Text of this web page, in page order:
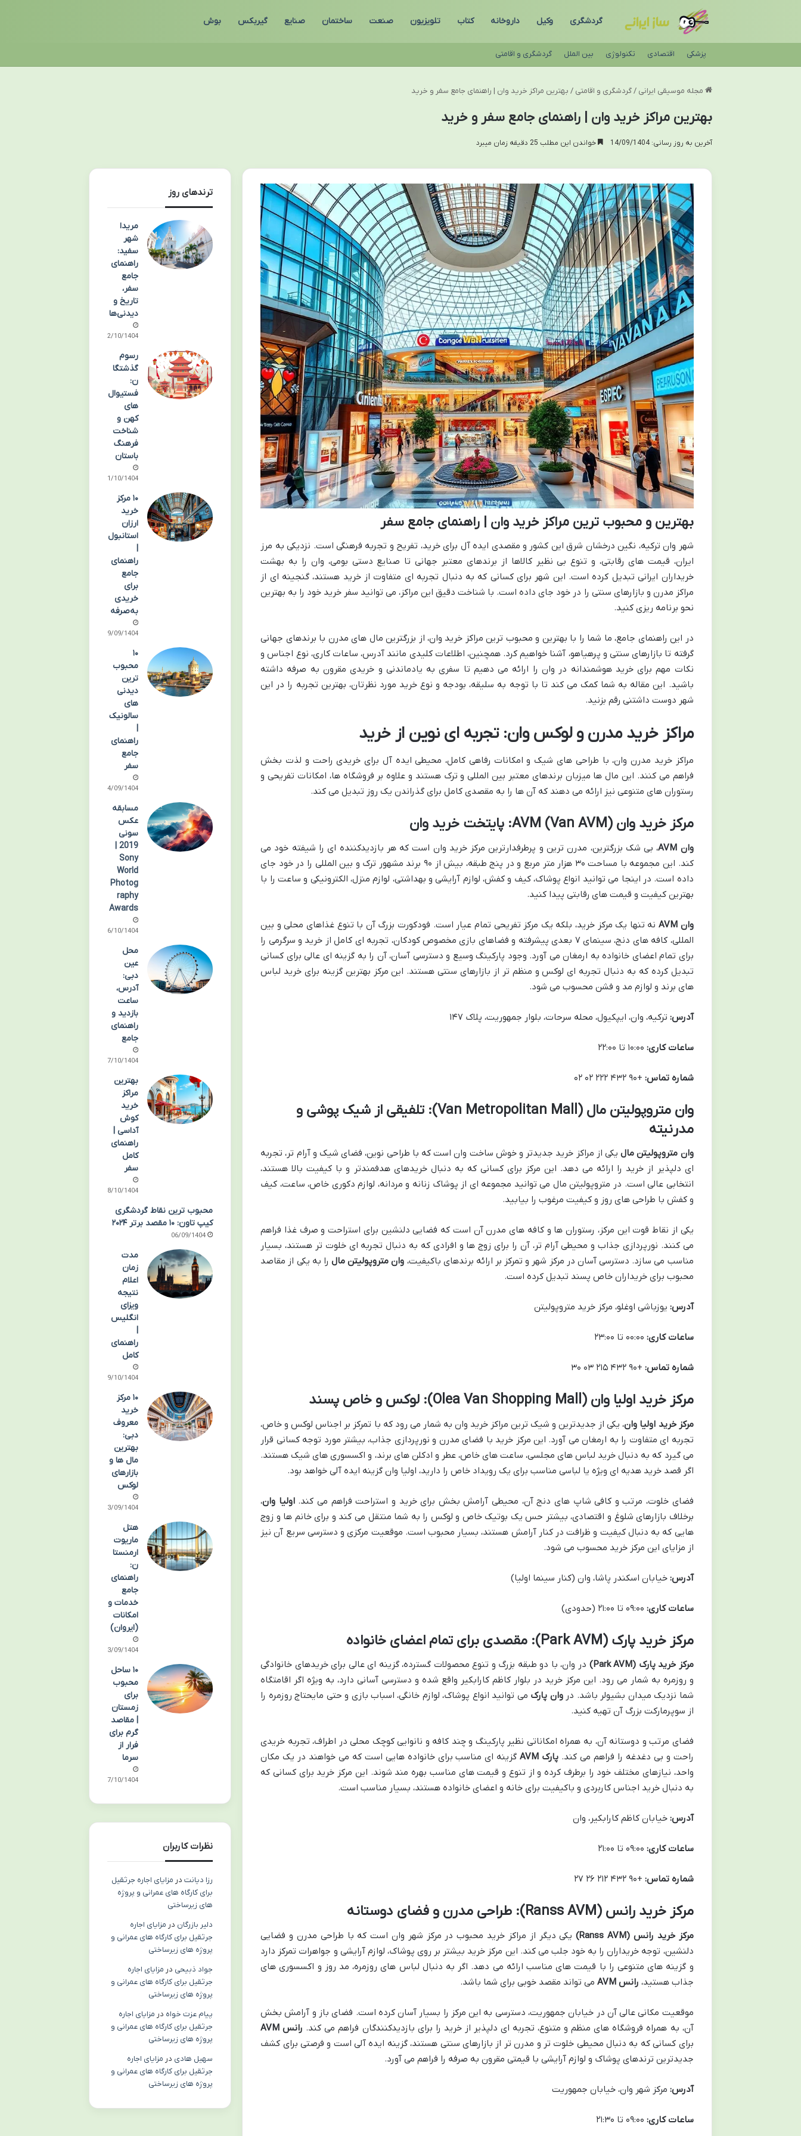
گردشگری وکیل داروخانه کتاب تلویزیون صنعت ساختمان صنایع گیربکس بوش
پزشکی اقتصادی تکنولوژی بین الملل گردشگری و اقامتی
مجله موسیقی ایرانی / گردشگری و اقامتی / بهترین مراکز خرید وان | راهنمای جامع سفر و خرید
بهترین مراکز خرید وان | راهنمای جامع سفر و خرید
آخرین به روز رسانی: 14/09/1404 خواندن این مطلب 25 دقیقه زمان میبرد
بهترین و محبوب ترین مراکز خرید وان | راهنمای جامع سفر
شهر وان ترکیه، نگین درخشان شرق این کشور و مقصدی ایده آل برای خرید، تفریح و تجربه فرهنگی است. نزدیکی به مرز
ایران، قیمت های رقابتی، و تنوع بی نظیر کالاها از برندهای معتبر جهانی تا صنایع دستی بومی، وان را به بهشت
خریداران ایرانی تبدیل کرده است. این شهر برای کسانی که به دنبال تجربه ای متفاوت از خرید هستند، گنجینه ای از
مراکز مدرن و بازارهای سنتی را در خود جای داده است. با شناخت دقیق این مراکز، می توانید سفر خرید خود را به بهترین
نحو برنامه ریزی کنید.
در این راهنمای جامع، ما شما را با بهترین و محبوب ترین مراکز خرید وان، از بزرگترین مال های مدرن با برندهای جهانی
گرفته تا بازارهای سنتی و پرهیاهو، آشنا خواهیم کرد. همچنین، اطلاعات کلیدی مانند آدرس، ساعات کاری، نوع اجناس و
نکات مهم برای خرید هوشمندانه در وان را ارائه می دهیم تا سفری به یادماندنی و خریدی مقرون به صرفه داشته
باشید. این مقاله به شما کمک می کند تا با توجه به سلیقه، بودجه و نوع خرید مورد نظرتان، بهترین تجربه را در این
شهر دوست داشتنی رقم بزنید.
مراکز خرید مدرن و لوکس وان: تجربه ای نوین از خرید
مراکز خرید مدرن وان، با طراحی های شیک و امکانات رفاهی کامل، محیطی ایده آل برای خریدی راحت و لذت بخش
فراهم می کنند. این مال ها میزبان برندهای معتبر بین المللی و ترک هستند و علاوه بر فروشگاه ها، امکانات تفریحی و
رستوران های متنوعی نیز ارائه می دهند که آن ها را به مقصدی کامل برای گذراندن یک روز تبدیل می کند.
مرکز خرید وان AVM (Van AVM): پایتخت خرید وان
وان AVM
، بی شک بزرگترین، مدرن ترین و پرطرفدارترین مرکز خرید وان است که هر بازدیدکننده ای را شیفته خود می
کند. این مجموعه با مساحت ۳۰ هزار متر مربع و در پنج طبقه، بیش از ۹۰ برند مشهور ترک و بین المللی را در خود جای
داده است. در اینجا می توانید انواع پوشاک، کیف و کفش، لوازم آرایشی و بهداشتی، لوازم منزل، الکترونیکی و ساعت را با
بهترین کیفیت و قیمت های رقابتی پیدا کنید.
وان AVM
نه تنها یک مرکز خرید، بلکه یک مرکز تفریحی تمام عیار است. فودکورت بزرگ آن با تنوع غذاهای محلی و بین
المللی، کافه های دنج، سینمای ۷ بعدی پیشرفته و فضاهای بازی مخصوص کودکان، تجربه ای کامل از خرید و سرگرمی را
برای تمام اعضای خانواده به ارمغان می آورد. وجود پارکینگ وسیع و دسترسی آسان، آن را به گزینه ای عالی برای کسانی
تبدیل کرده که به دنبال تجربه ای لوکس و منظم تر از بازارهای سنتی هستند. این مرکز بهترین گزینه برای خرید لباس
های برند و لوازم مد و فشن محسوب می شود.
آدرس: ترکیه، وان، ایپکیول، محله سرحات، بلوار جمهوریت، پلاک ۱۴۷
ساعات کاری:
شماره تماس: +۹۰ ۴۳۲ ۲۲۲ ۰۲ ۰۲
وان متروپولیتن مال (Van Metropolitan Mall): تلفیقی از شیک پوشی و
مدرنیته
وان متروپولیتن مالیکی از مراکز خرید جدیدتر و خوش ساخت وان است که با طراحی نوین، فضای شیک و آرام تر، تجربه
ای دلپذیر از خرید را ارائه می دهد. این مرکز برای کسانی که به دنبال خریدهای هدفمندتر و با کیفیت بالا هستند،
انتخابی عالی است. در متروپولیتن مال می توانید مجموعه ای از پوشاک زنانه و مردانه، لوازم دکوری خاص، ساعت، کیف
و کفش با طراحی های روز و کیفیت مرغوب را بیابید.
یکی از نقاط قوت این مرکز، رستوران ها و کافه های مدرن آن است که فضایی دلنشین برای استراحت و صرف غذا فراهم
می کنند. نورپردازی جذاب و محیطی آرام تر، آن را برای زوج ها و افرادی که به دنبال تجربه ای خلوت تر هستند، بسیار
مناسب می سازد. دسترسی آسان در مرکز شهر و تمرکز بر ارائه برندهای باکیفیت، وان متروپولیتن مالرا به یکی از مقاصد
محبوب برای خریداران خاص پسند تبدیل کرده است.
آدرس: یوزباشی اوغلو، مرکز خرید متروپولیتن
ساعات کاری:
شماره تماس: +۹۰ ۴۳۲ ۲۱۵ ۰۳ ۳۰
مرکز خرید اولیا وان (Olea Van Shopping Mall): لوکس و خاص پسند
مرکز خرید اولیا وان، یکی از جدیدترین و شیک ترین مراکز خرید وان به شمار می رود که با تمرکز بر اجناس لوکس و خاص،
تجربه ای متفاوت را به ارمغان می آورد. این مرکز خرید با فضای مدرن و نورپردازی جذاب، بیشتر مورد توجه کسانی قرار
می گیرد که به دنبال خرید لباس های مجلسی، ساعت های خاص، عطر و ادکلن های برند، و اکسسوری های شیک هستند.
اگر قصد خرید هدیه ای ویژه یا لباسی مناسب برای یک رویداد خاص را دارید، اولیا وان گزینه ایده آلی خواهد بود.
فضای خلوت، مرتب و کافی شاپ های دنج آن، محیطی آرامش بخش برای خرید و استراحت فراهم می کند.اولیا وان،
برخلاف بازارهای شلوغ و اقتصادی، بیشتر حس یک بوتیک خاص و لوکس را به شما منتقل می کند و برای خانم ها و زوج
هایی که به دنبال کیفیت و ظرافت در کنار آرامش هستند، بسیار محبوب است. موقعیت مرکزی و دسترسی سریع آن نیز
از مزایای این مرکز خرید محسوب می شود.
آدرس: خیابان اسکندر پاشا، وان (کنار سینما اولیا)
ساعات کاری:
مرکز خرید پارک (Park AVM): مقصدی برای تمام اعضای خانواده
مرکز خرید پارک (Park AVM)
در وان، با دو طبقه بزرگ و تنوع محصولات گسترده، گزینه ای عالی برای خریدهای خانوادگی
و روزمره به شمار می رود. این مرکز خرید در بلوار کاظم کارابکیر واقع شده و دسترسی آسانی دارد، به ویژه اگر اقامتگاه
شما نزدیک میدان بشیولر باشد. دروان پارک می توانید انواع پوشاک، لوازم خانگی، اسباب بازی و حتی مایحتاج روزمره را
از سوپرمارکت بزرگ آن تهیه کنید.
فضای مرتب و دوستانه آن، به همراه امکاناتی نظیر پارکینگ و چند کافه و نانوایی کوچک محلی در اطراف، تجربه خریدی
راحت و بی دغدغه را فراهم می کند. پارک AVM
گزینه ای مناسب برای خانواده هایی است که می خواهند در یک مکان
واحد، نیازهای مختلف خود را برطرف کرده و از تنوع و قیمت های مناسب بهره مند شوند. این مرکز خرید برای کسانی که
به دنبال خرید اجناس کاربردی و باکیفیت برای خانه و اعضای خانواده هستند، بسیار مناسب است.
آدرس: خیابان کاظم کارابکیر، وان
ساعات کاری:
شماره تماس: +۹۰ ۴۳۲ ۲۱۲ ۲۶ ۲۷
مرکز خرید رانس (Ranss AVM): طراحی مدرن و فضای دوستانه
مرکز خرید رانس (Ranss AVM)
یکی دیگر از مراکز خرید محبوب در مرکز شهر وان است که با طراحی مدرن و فضایی
دلنشین، توجه خریداران را به خود جلب می کند. این مرکز خرید بیشتر بر روی پوشاک، لوازم آرایشی و جواهرات تمرکز دارد
و گزینه های متنوعی را با قیمت های مناسب ارائه می دهد. اگر به دنبال لباس های روزمره، مد روز و اکسسوری های
جذاب هستید، رانس AVM می تواند مقصد خوبی برای شما باشد.
موقعیت مکانی عالی آن در خیابان جمهوریت، دسترسی به این مرکز را بسیار آسان کرده است. فضای باز و آرامش بخش
آن، به همراه فروشگاه های منظم و متنوع، تجربه ای دلپذیر از خرید را برای بازدیدکنندگان فراهم می کند. رانس AVM
برای کسانی که به دنبال محیطی خلوت تر و مدرن تر از بازارهای سنتی هستند، گزینه ایده آلی است و فرصتی برای کشف
جدیدترین ترندهای پوشاک و لوازم آرایشی با قیمتی مقرون به صرفه را فراهم می آورد.
آدرس: مرکز شهر وان، خیابان جمهوریت
ساعات کاری:
ترندهای روز
مریدا
شهر
سفید:
راهنمای
جامع
سفر،
تاریخ و
دیدنی‌ها
02/10/1404
رسوم
گذشتگا
ن:
فستیوال‌
های
کهن و
شناخت
فرهنگ
باستان
01/10/1404
۱۰ مرکز
خرید
ارزان
استانبول
|
راهنمای
جامع
برای
خریدی
به‌صرفه
29/09/1404
۱۰
محبوب
ترین
دیدنی
های
سالونیک
|
راهنمای
جامع
سفر
24/09/1404
مسابقه
عکس
سونی
2019 |
Sony
World
Photog
raphy
Awards
06/10/1404
محل
عین
دبی:
آدرس،
ساعت
بازدید و
راهنمای
جامع
07/10/1404
بهترین
مراکز
خرید
کوش
آداسی |
راهنمای
کامل
سفر
08/10/1404
محبوب ترین نقاط گردشگری
کیپ تاون: ۱۰ مقصد برتر ۲۰۲۴
06/09/1404
مدت
زمان
اعلام
نتیجه
ویزای
انگلیس
|
راهنمای
کامل
09/10/1404
۱۰ مرکز
خرید
معروف
دبی:
بهترین
مال ها و
بازارهای
لوکس
03/09/1404
هتل
ماریوت
ارمنستا
ن:
راهنمای
جامع
خدمات و
امکانات
(ایروان)
03/09/1404
۱۰ ساحل
محبوب
برای
زمستان
| مقاصد
گرم برای
فرار از
سرما
17/10/1404
نظرات کاربران
رزا دیانتدر مزایای اجاره جرثقیل
برای کارگاه های عمرانی و پروژه
های زیرساختی
دلیر بازرگان در مزایای اجاره
جرثقیل برای کارگاه های عمرانی و
پروژه های زیرساختی
جواد ذبیحی در مزایای اجاره
جرثقیل برای کارگاه های عمرانی و
پروژه های زیرساختی
پیام عزت خواه در مزایای اجاره
جرثقیل برای کارگاه های عمرانی و
پروژه های زیرساختی
سهیل هادی در مزایای اجاره
جرثقیل برای کارگاه های عمرانی و
پروژه های زیرساختی